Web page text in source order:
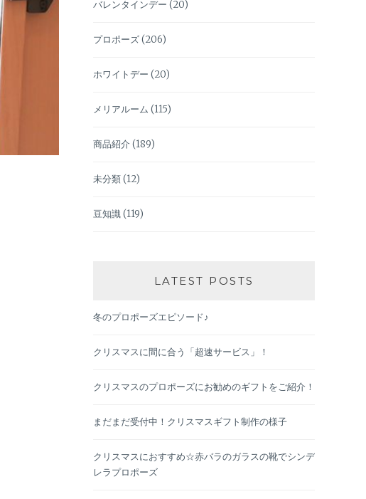
バレンタインデー (20)
プロポーズ(206)
ホワイトデー (20)
メリアルーム (115)
商品紹介 (189)
未分類(12)
豆知識(119)
LATEST POSTS
冬のプロポーズエピソード♪
クリスマスに間に合う「超速サービス」！
クリスマスのプロポーズにお勧めのギフトをご紹介！
まだまだ受付中！クリスマスギフト制作の様子
クリスマスにおすすめ☆赤バラのガラスの靴でシンデ
レラプロポーズ